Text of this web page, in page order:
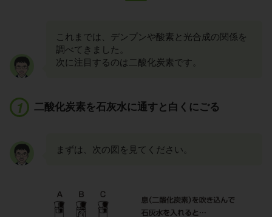
これまでは、デンプンや酸素と光合成の関係を
調べてきました。
次に注目するのは二酸化炭素です。
二酸化炭素を石灰水に通すと白くにごる
まずは、次の図を見てください。